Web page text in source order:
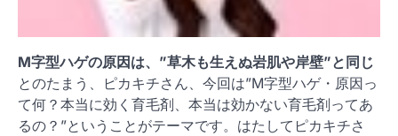
M字型ハゲの原因は、”草木も生えぬ岩肌や岸壁”と同じ
とのたまう、ピカキチさん、今回は”M字型ハゲ・原因っ
て何？本当に効く育毛剤、本当は効かない育毛剤ってあ
るの？”ということがテーマです。はたしてピカキチさ